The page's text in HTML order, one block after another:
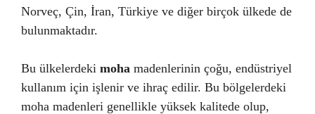
Norveç, Çin, İran, Türkiye ve diğer birçok ülkede de
bulunmaktadır.
Bu ülkelerdeki moha madenlerinin çoğu, endüstriyel
kullanım için işlenir ve ihraç edilir. Bu bölgelerdeki
moha madenleri genellikle yüksek kalitede olup,